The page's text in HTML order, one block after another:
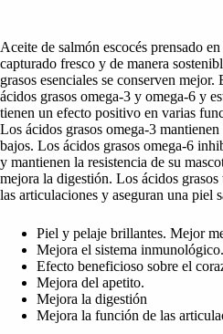
Aceite de salmón escocés prensado
capturado fresco y de manera
grasos esenciales se conserven
ácidos grasos omega-3 y omega-6 y
tienen un efecto positivo en varias
Los ácidos grasos omega-3
bajos. Los ácidos grasos omega-6
y mantienen la resistencia de su
mejora la digestión. Los ácidos
las articulaciones y aseguran una piel
Piel y pelaje brillantes. Mejor
Mejora el sistema inmunológico.
Efecto beneficioso sobre el
Mejora del apetito.
Mejora la digestión
Mejora la función de las